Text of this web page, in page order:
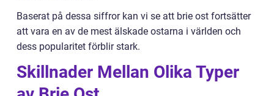
Baserat på dessa siffror kan vi se att brie ost fortsätter
att vara en av de mest älskade ostarna i världen och
dess popularitet förblir stark.
Skillnader Mellan Olika Typer